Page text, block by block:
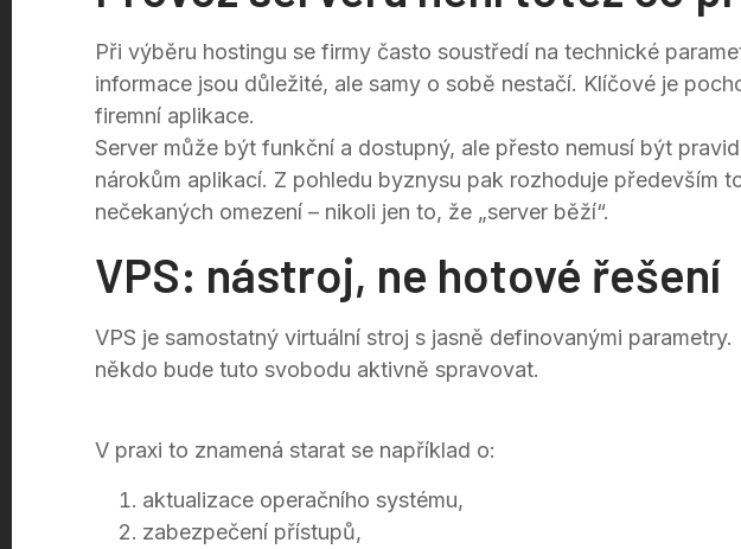
Při výběru hostingu se firmy často soustředí na technické
informace jsou důležité, ale samy o sobě nestačí. Klíčové je
firemní aplikace.
Server může být funkční a dostupný, ale přesto nemusí být
nárokům aplikací. Z pohledu byznysu pak rozhoduje především
nečekaných omezení – nikoli jen to, že „server běží“.
VPS: nástroj, ne hotové řešení
VPS je samostatný virtuální stroj s jasně definovanými
někdo bude tuto svobodu aktivně spravovat.
V praxi to znamená starat se například o:
aktualizace operačního systému,
zabezpečení přístupů,